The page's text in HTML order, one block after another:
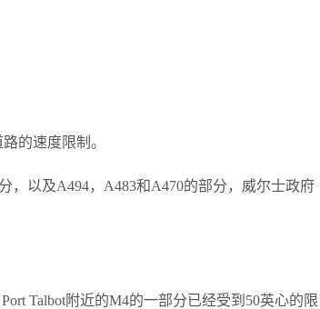
的速度限制。
，以及A494，A483和A470的部分，威尔士政府
Talbot附近的M4的一部分已经受到50英心的限